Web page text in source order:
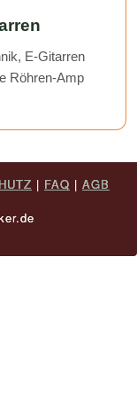
E-Gitarren
Röhren-Amp
| FAQ | AGB